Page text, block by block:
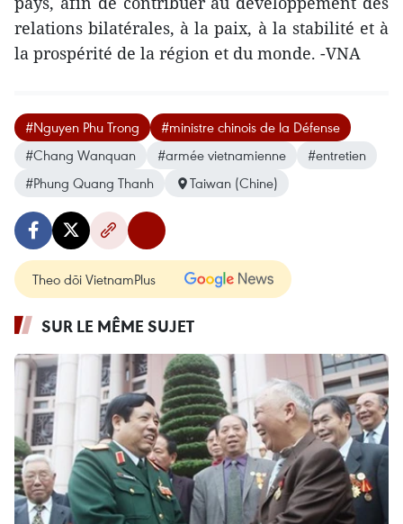
relations bilatérales, à la paix, à la stabilité et à
la prospérité de la région et du monde. -VNA
#Nguyen Phu Trong
#ministre chinois de la Défense
#Chang Wanquan
#armée vietnamienne
#entretien
#Phung Quang Thanh
Taiwan (Chine)
Theo dõi VietnamPlus
SUR LE MÊME SUJET